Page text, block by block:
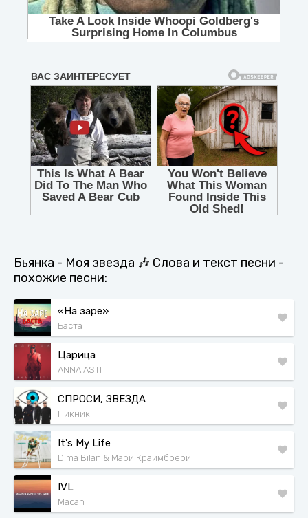
Бьянка - Моя звезда 🎶 Слова и текст песни -
похожие песни:
«На заре»
Баста
Царица
ANNA ASTI
СПРОСИ, ЗВЕЗДА
Пикник
It's My Life
Dima Bilan & Мари Краймбрери
IVL
Macan